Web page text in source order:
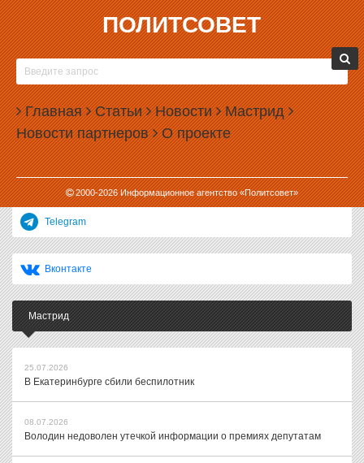
ПОЛИТСОВЕТ
Главная Статьи Новости Мастрид
Новости партнеров О проекте
2000-2026Информационное агентство «Политсовет»
11.03.2001, 13:24
ЗАМ. ДИРЕКТОРА УПРАВЛЕНИЯ ВКЛАДОВ И РАСЧЕТОВ
НАСЕЛЕНИЯ УРАЛЬСКОГО БАНКА СБЕРБАНКА РОССИИ
НЕЛЛИ ШУРЫГИНА: ОСЛАБЛЕНИЕ ВНИМАНИЯ К
ДОЛЛАРОВЫМ ДЕПОЗИТАМ – ВРЕМЕННОЕ ЯВЛЕНИЕ
Как ранее сообщалось, за 2 – 4 марта доллар вырос в цене в
общей сложности на 15 коп. При условии роста курса
американской валюты до конца марта, эксперты прогнозируют
увеличение популярности...
Telegram
Вконтакте
Мастрид
25.07.2026
В Екатеринбурге сбили беспилотник
08.07.2026
Володин недоволен утечкой информации о премиях депутатам